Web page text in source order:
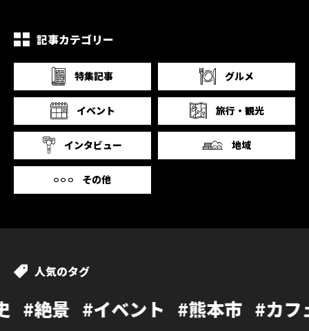
記事カテゴリー
特集記事 グルメ
イベント 旅行・観光
インタビュー 地域
その他
人気のタグ
ベント #熊本市 #カフェ #温泉 #